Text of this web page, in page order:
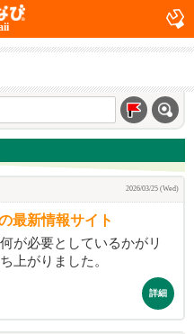
2026/03/25 (Wed)
最新情報サイト
が必要としているかがリ
上がりました。
詳細